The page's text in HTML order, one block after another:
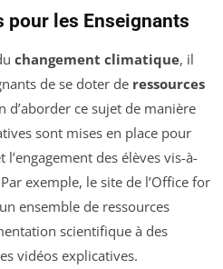
pour les Enseignants
changement climatique, il
de se doter de ressources
d’aborder ce sujet de manière
sont mises en place pour
des élèves vis-à-
exemple, le site de l’Office for
ensemble de ressources
scientifique à des
vidéos explicatives.